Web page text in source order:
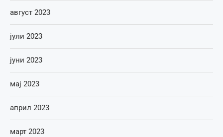
август 2023
јули 2023
јуни 2023
мај 2023
април 2023
март 2023